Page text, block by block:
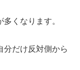
くなります。
分だけ反対側から